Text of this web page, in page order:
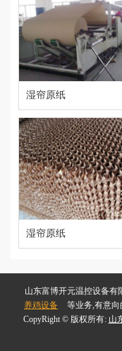
湿帘原纸
湿帘原纸
山东富博开元温控设备有
养鸡设备
等业务,有意向
CopyRight © 版权所有: 山